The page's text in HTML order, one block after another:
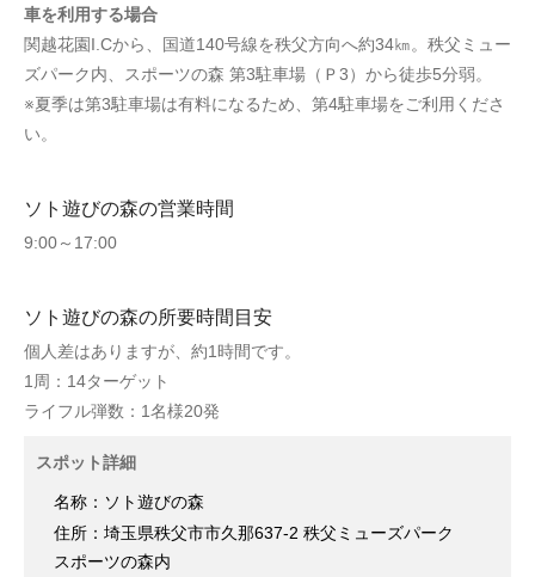
車を利用する場合
関越花園I.Cから、国道140号線を秩父方向へ約34㎞。秩父ミュー
ズパーク内、スポーツの森 第3駐車場（Ｐ3）から徒歩5分弱。
※夏季は第3駐車場は有料になるため、第4駐車場をご利用くださ
い。
ソト遊びの森の営業時間
9:00～17:00
ソト遊びの森の所要時間目安
個人差はありますが、約1時間です。
1周：14ターゲット
ライフル弾数：1名様20発
スポット詳細
名称：ソト遊びの森
住所：埼玉県秩父市市久那637-2 秩父ミューズパーク
スポーツの森内